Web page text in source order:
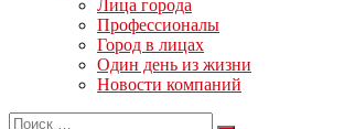
Лица города
Профессионалы
Город в лицах
Один день из жизни
Новости компаний